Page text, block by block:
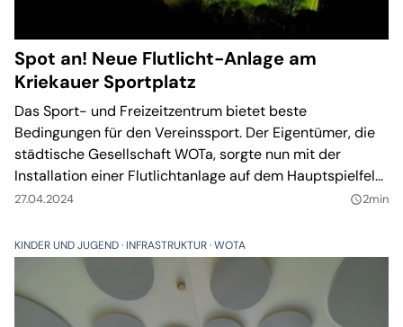
Spot an! Neue Flutlicht-Anlage am
Kriekauer Sportplatz
Das Sport- und Freizeitzentrum bietet beste
Bedingungen für den Vereinssport. Der Eigentümer, die
städtische Gesellschaft WOTa, sorgte nun mit der
Installation einer Flutlichtanlage auf dem Hauptspielfeld
für eine weitere Verbesserung.
27.04.2024 query_builder2min
KINDER UND JUGEND INFRASTRUKTUR WOTA